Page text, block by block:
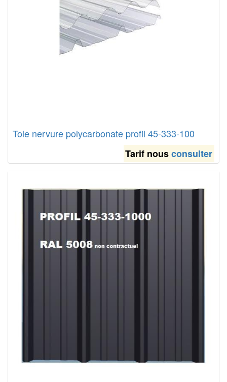
Tole nervure polycarbonate profil 45-333-100
Tarif nousconsulter